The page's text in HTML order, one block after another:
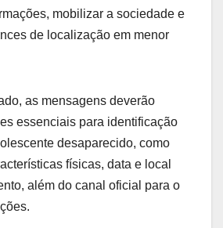
mobilizar a sociedade e
de localização em menor
as mensagens deverão
essenciais para identificação
desaparecido, como
físicas, data e local
além do canal oficial para o